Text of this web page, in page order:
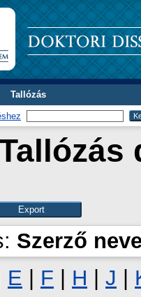
Tallózás
Szerző
E F H J